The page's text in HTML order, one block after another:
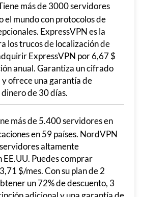
más de 3000 servidores
el mundo con protocolos de
ExpressVPN es la
los trucos de localización de
ExpressVPN por 6,67 $
anual. Garantiza un cifrado
ofrece una garantía de
de 30 días.
más de 5.400 servidores en
en 59 países. NordVPN
altamente
EE.UU. Puedes comprar
$/mes. Con su plan de 2
un 72% de descuento, 3